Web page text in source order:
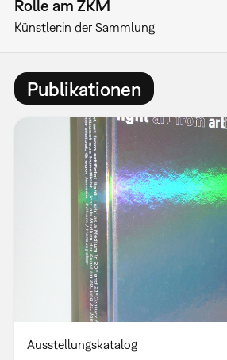
Rolle am ZKM
Künstler:in der Sammlung
Publikationen
Ausstellungskatalog